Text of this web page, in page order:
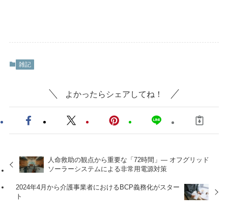
雑記
よかったらシェアしてね！
人命救助の観点から重要な「72時間」— オフグリッド
ソーラーシステムによる非常用電源対策
2024年4月から介護事業者におけるBCP義務化がスター
ト